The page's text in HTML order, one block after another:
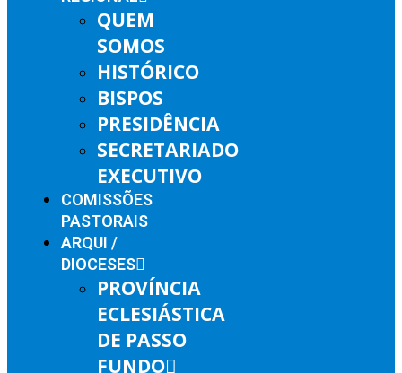
QUEM
SOMOS
HISTÓRICO
BISPOS
PRESIDÊNCIA
SECRETARIADO
EXECUTIVO
COMISSÕES
PASTORAIS
ARQUI /
DIOCESES
PROVÍNCIA
ECLESIÁSTICA
DE PASSO
FUNDO